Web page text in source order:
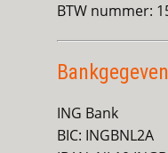
BTW nummer:
ING Bank
BIC: INGBNL2A